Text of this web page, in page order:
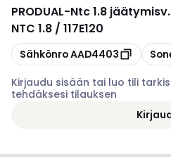
PRODUAL-Ntc 1.8
NTC 1.8 / 117E120
Kopioi
SähkönroAAD4403 Kopioi
Kirjaudu sisään tai luo tili
tehdäksesi tilauksen